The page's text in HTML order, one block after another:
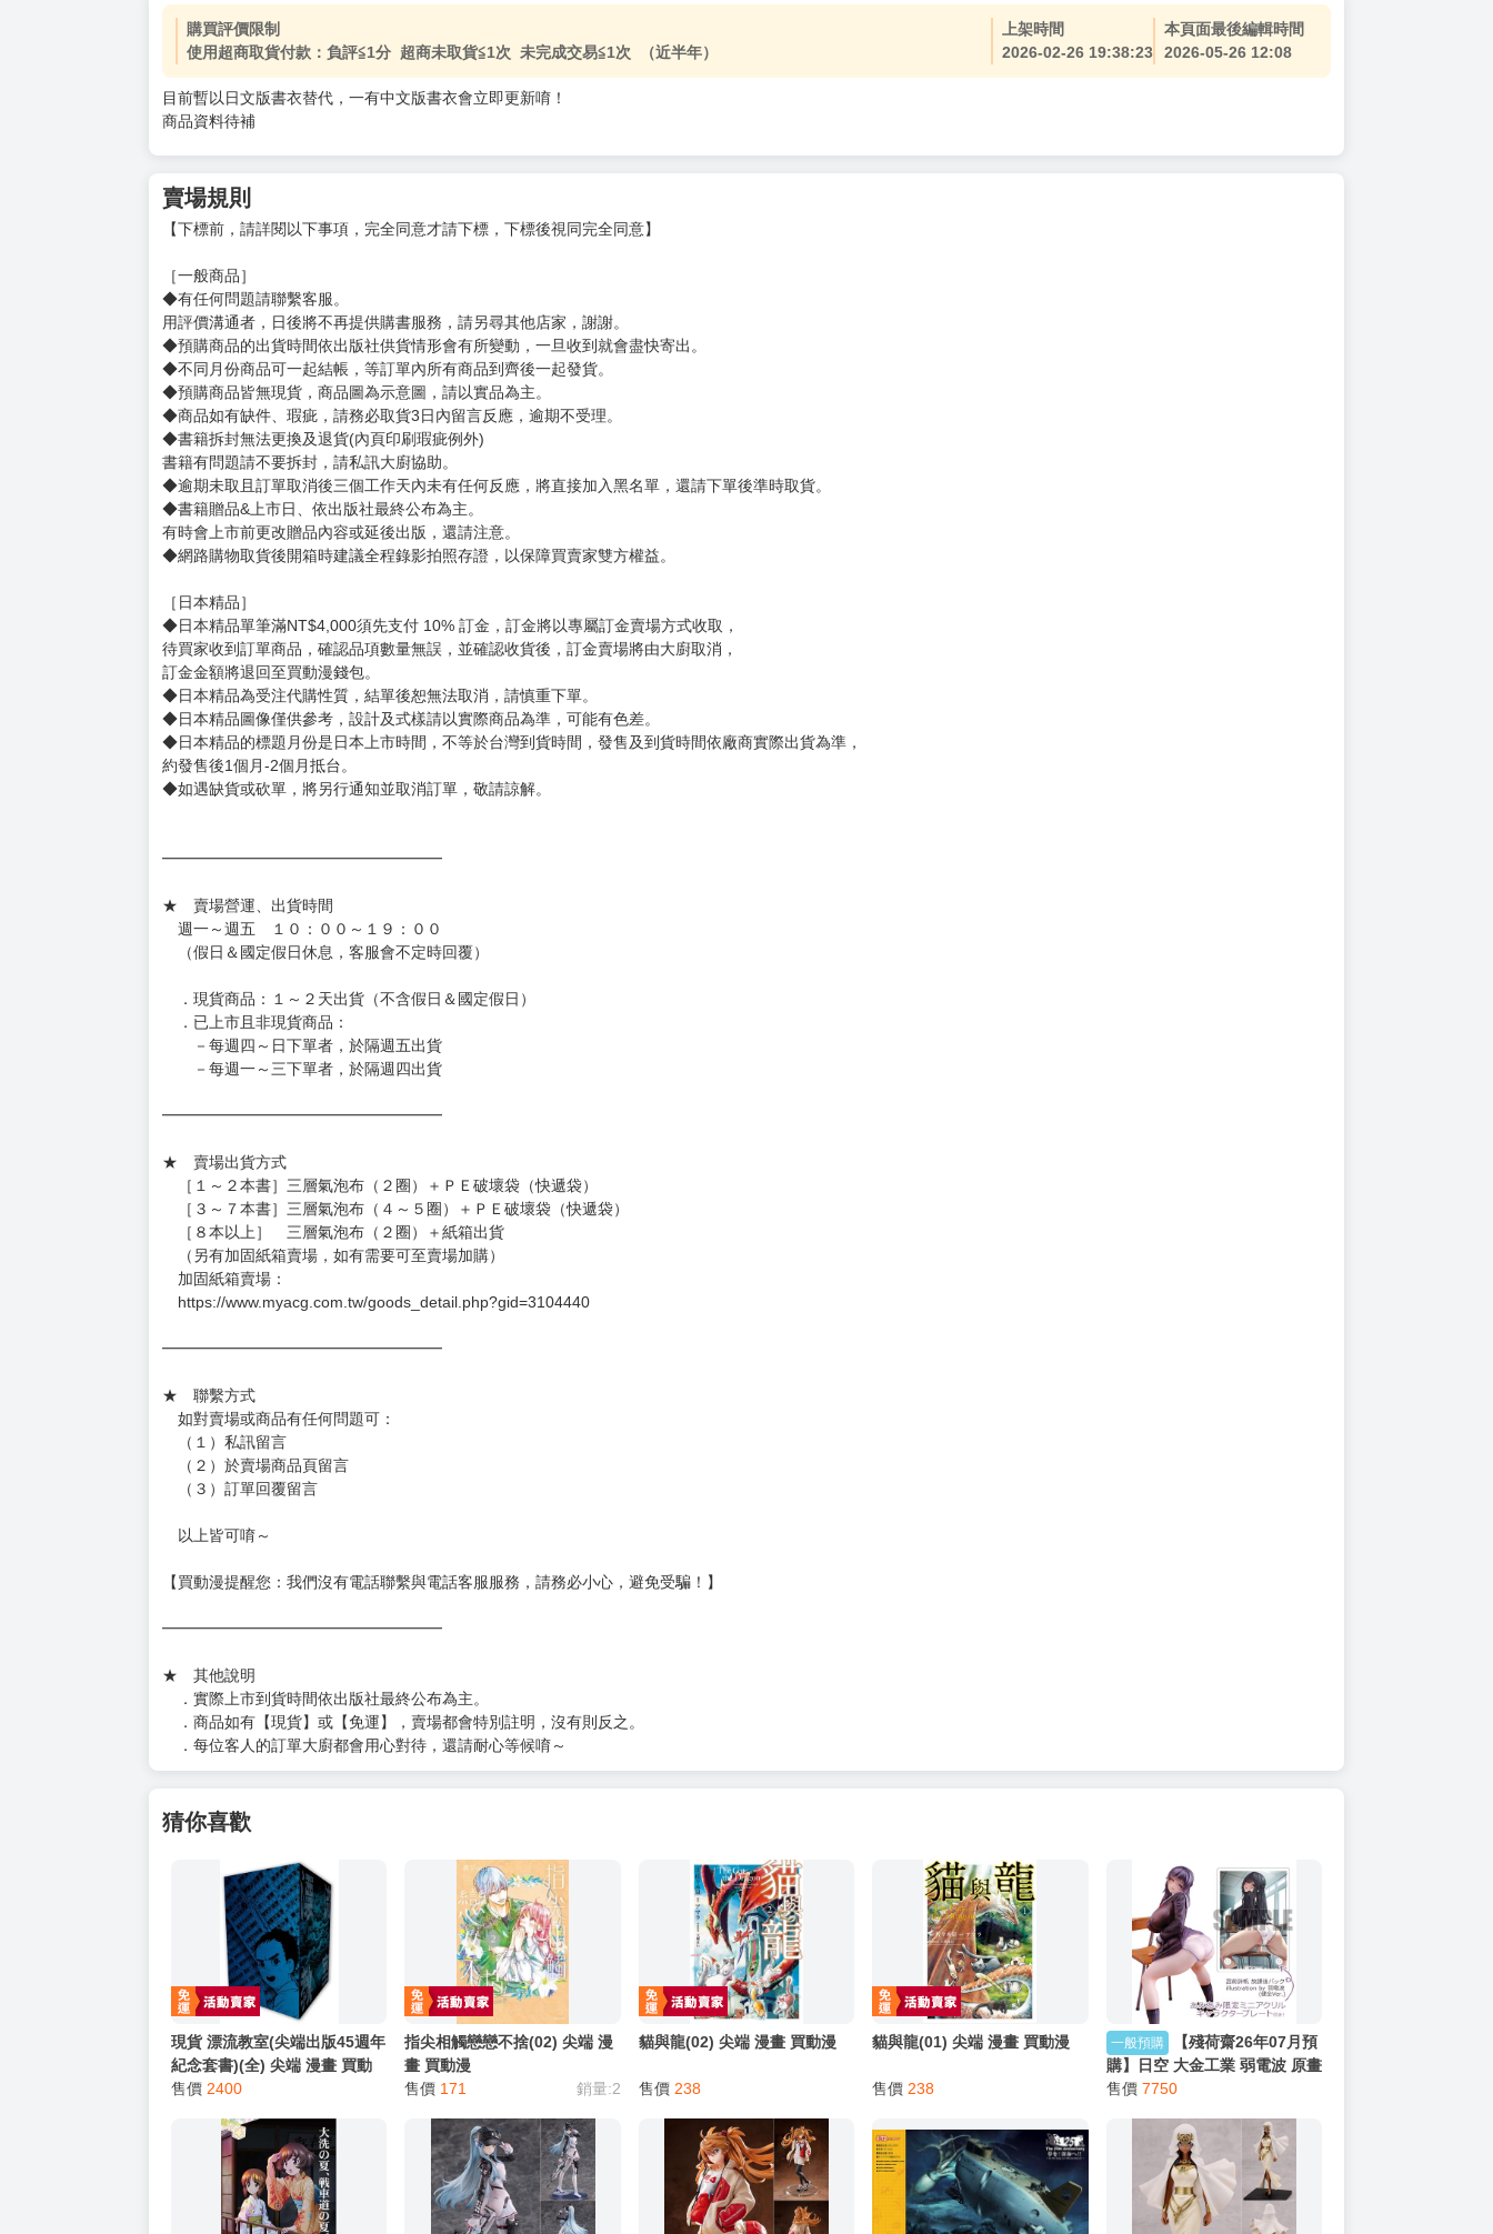
購買評價限制
使用超商取貨付款：負評≦1分 超商未取貨≦1次 未完成交易≦1次 （近半年）
上架時間
2026-02-26 19:38:23
本頁面最後編輯時間
2026-05-26 12:08
目前暫以日文版書衣替代，一有中文版書衣會立即更新唷！
商品資料待補
賣場規則
【下標前，請詳閱以下事項，完全同意才請下標，下標後視同完全同意】
［一般商品］
◆有任何問題請聯繫客服。
用評價溝通者，日後將不再提供購書服務，請另尋其他店家，謝謝。
◆預購商品的出貨時間依出版社供貨情形會有所變動，一旦收到就會盡快寄出。
◆不同月份商品可一起結帳，等訂單內所有商品到齊後一起發貨。
◆預購商品皆無現貨，商品圖為示意圖，請以實品為主。
◆商品如有缺件、瑕疵，請務必取貨3日內留言反應，逾期不受理。
◆書籍拆封無法更換及退貨(內頁印刷瑕疵例外)
書籍有問題請不要拆封，請私訊大廚協助。
◆逾期未取且訂單取消後三個工作天內未有任何反應，將直接加入黑名單，還請下單後準時取貨。
◆書籍贈品&上市日、依出版社最終公布為主。
有時會上市前更改贈品內容或延後出版，還請注意。
◆網路購物取貨後開箱時建議全程錄影拍照存證，以保障買賣家雙方權益。
［日本精品］
◆日本精品單筆滿NT$4,000須先支付 10% 訂金，訂金將以專屬訂金賣場方式收取，
待買家收到訂單商品，確認品項數量無誤，並確認收貨後，訂金賣場將由大廚取消，
訂金金額將退回至買動漫錢包。
◆日本精品為受注代購性質，結單後恕無法取消，請慎重下單。
◆日本精品圖像僅供參考，設計及式樣請以實際商品為準，可能有色差。
◆日本精品的標題月份是日本上市時間，不等於台灣到貨時間，發售及到貨時間依廠商實際出貨為準，
約發售後1個月-2個月抵台。
◆如遇缺貨或砍單，將另行通知並取消訂單，敬請諒解。
━━━━━━━━━━━━━━━━━━
★ 賣場營運、出貨時間
週一～週五 １０：００～１９：００
（假日＆國定假日休息，客服會不定時回覆）
．現貨商品：１～２天出貨（不含假日＆國定假日）
．已上市且非現貨商品：
－每週四～日下單者，於隔週五出貨
－每週一～三下單者，於隔週四出貨
━━━━━━━━━━━━━━━━━━
★ 賣場出貨方式
［１～２本書］三層氣泡布（２圈）＋ＰＥ破壞袋（快遞袋）
［３～７本書］三層氣泡布（４～５圈）＋ＰＥ破壞袋（快遞袋）
［８本以上］ 三層氣泡布（２圈）＋紙箱出貨
（另有加固紙箱賣場，如有需要可至賣場加購）
加固紙箱賣場：
https://www.myacg.com.tw/goods_detail.php?gid=3104440
━━━━━━━━━━━━━━━━━━
★ 聯繫方式
如對賣場或商品有任何問題可：
（１）私訊留言
（２）於賣場商品頁留言
（３）訂單回覆留言
以上皆可唷～
【買動漫提醒您：我們沒有電話聯繫與電話客服服務，請務必小心，避免受騙！】
━━━━━━━━━━━━━━━━━━
★ 其他說明
．實際上市到貨時間依出版社最終公布為主。
．商品如有【現貨】或【免運】，賣場都會特別註明，沒有則反之。
．每位客人的訂單大廚都會用心對待，還請耐心等候唷～
猜你喜歡
現貨 漂流教室(尖端出版45週年
紀念套書)(全) 尖端 漫畫 買動
漫
售價 2400
指尖相觸戀戀不捨(02) 尖端 漫
畫 買動漫
售價 171 銷量:2
貓與龍(02) 尖端 漫畫 買動漫
售價 238
貓與龍(01) 尖端 漫畫 買動漫
售價 238
一般預購
【殘荷齋26年07月預
購】日空 大金工業 弱電波 原畫
宮前詩帆 放學後折返 1/6 附特
售價 7750